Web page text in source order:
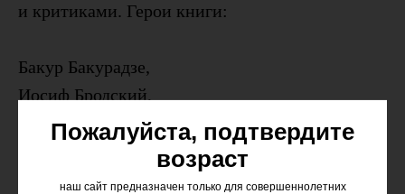
Пожалуйста, подтвердите
возраст
наш сайт предназначен только для совершеннолетних
и критиками. Герои книги:
Бакур Бакурадзе,
Иосиф Бродский,
Алексей Герман,
Лидия Гинзбург,
Рената Литвинова,